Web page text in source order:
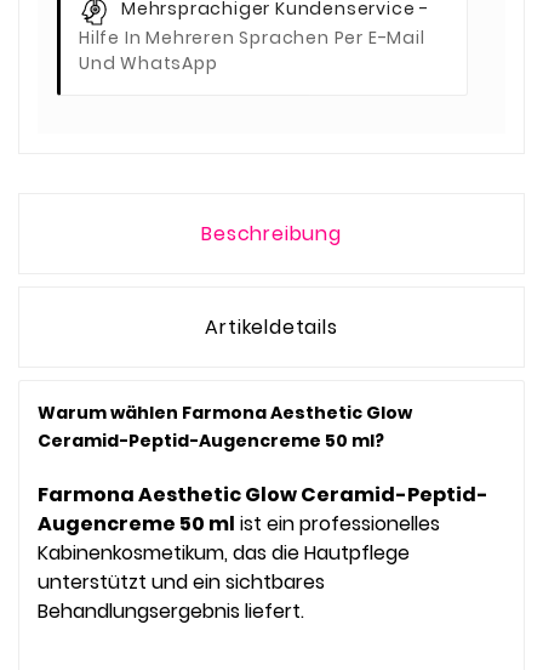
Mehrsprachiger Kundenservice -
Hilfe In Mehreren Sprachen Per E-Mail
Und WhatsApp
Beschreibung
Artikeldetails
Warum wählen Farmona Aesthetic Glow
Ceramid-Peptid-Augencreme 50 ml?
Farmona Aesthetic Glow Ceramid-Peptid-
Augencreme 50 ml ist ein professionelles
Kabinenkosmetikum, das die Hautpflege
unterstützt und ein sichtbares
Behandlungsergebnis liefert.